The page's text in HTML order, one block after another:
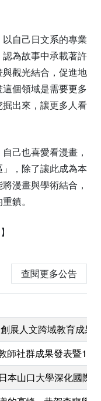
自己日文系的專業
為故事中承載著許
觀光結合，促進地
個領域是需要更多
出來，讓更多人看
己也喜愛看漫畫，
，除了讓此成為本
漫畫與學術結合，
鎮。
查閱更多公告
展人文跨域教育成果
師社群成果發表暨
本山口大學深化國際